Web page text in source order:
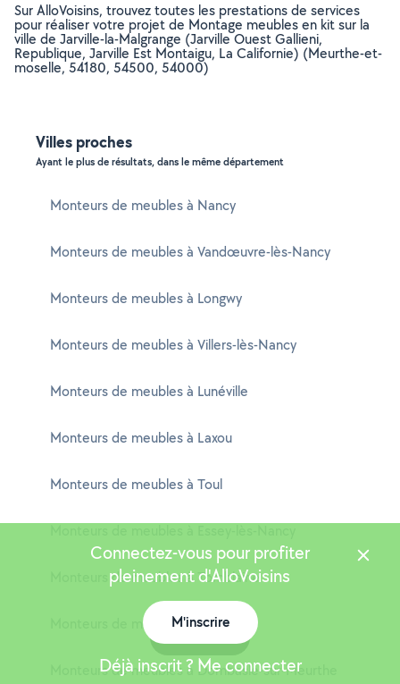
Sur AlloVoisins, trouvez toutes les prestations de services
pour réaliser votre projet de Montage meubles en kit sur la
ville de Jarville-la-Malgrange (Jarville Ouest Gallieni,
Republique, Jarville Est Montaigu, La Californie) (Meurthe-et-
moselle, 54180, 54500, 54000)
Villes proches
Ayant le plus de résultats, dans le même département
Monteurs de meubles à Nancy
Monteurs de meubles à Vandœuvre-lès-Nancy
Monteurs de meubles à Longwy
Monteurs de meubles à Villers-lès-Nancy
Monteurs de meubles à Lunéville
Monteurs de meubles à Laxou
Monteurs de meubles à Toul
Monteurs de meubles à Tomblaine
Monteurs de meubles à Saint-Max
Monteurs de meubles à Dombasle-sur-Meurthe
Connectez-vous pour profiter
pleinement d'AlloVoisins
M'inscrire
Déjà inscrit ? Me connecter